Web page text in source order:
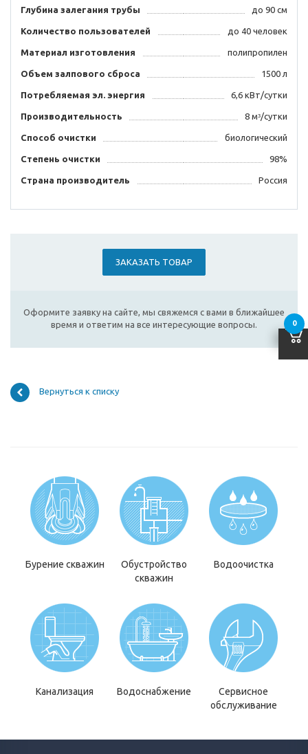
Глубина залегания трубы до 90 см
Количество пользователей до 40 человек
Материал изготовления полипропилен
Объем залпового сброса 1500 л
Потребляемая эл. энергия 6,6 кВт/сутки
Производительность 8 мᶟ/сутки
Способ очистки биологический
Степень очистки 98%
Страна производитель Россия
ЗАКАЗАТЬ ТОВАР
Оформите заявку на сайте, мы свяжемся с вами в ближайшее
время и ответим на все интересующие вопросы.
Вернуться к списку
Бурение скважин
Обустройство
скважин
Водоочистка
Канализация Водоснабжение
Сервисное
обслуживание
0